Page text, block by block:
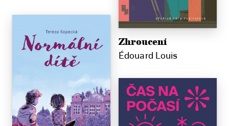
Zhroucení
Édouard Louis